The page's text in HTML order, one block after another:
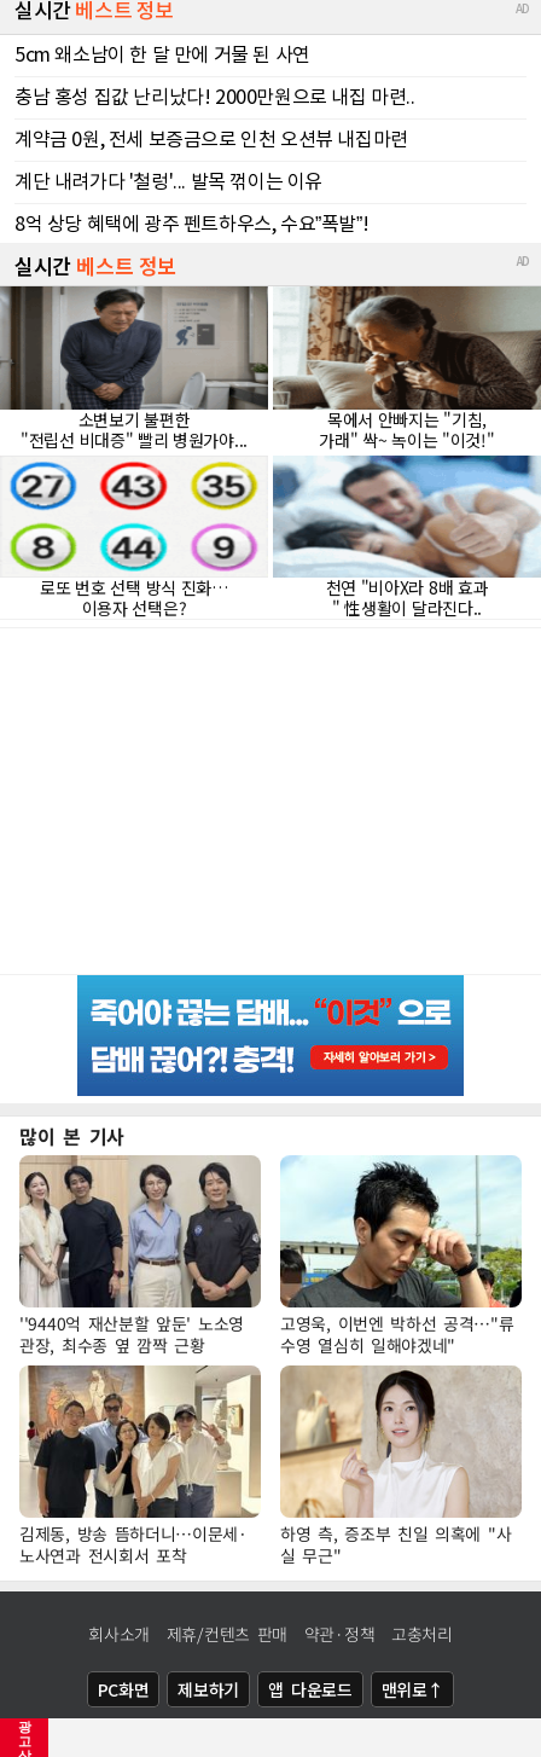
광
고
많이 본 기사
''9440억 재산분할 앞둔' 노소영
관장, 최수종 옆 깜짝 근황
고영욱, 이번엔 박하선 공격…"류
수영 열심히 일해야겠네"
김제동, 방송 뜸하더니…이문세·
노사연과 전시회서 포착
하영 측, 증조부 친일 의혹에 "사
실 무근"
회사소개 제휴/컨텐츠 판매 약관·정책 고충처리
PC화면 제보하기 앱 다운로드 맨위로↑